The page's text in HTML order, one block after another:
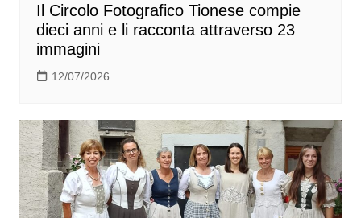
Il Circolo Fotografico Tionese compie
dieci anni e li racconta attraverso 23
immagini
12/07/2026